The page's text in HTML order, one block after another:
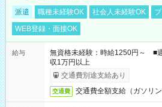
派遣 職種未経験OK 社会人未経験OK
WEB登録・面接OK
給与
無資格未経験：時給1250円～
収1万円以上
交通費別途支給あり
交通費 交通費全額支給（ガソリン